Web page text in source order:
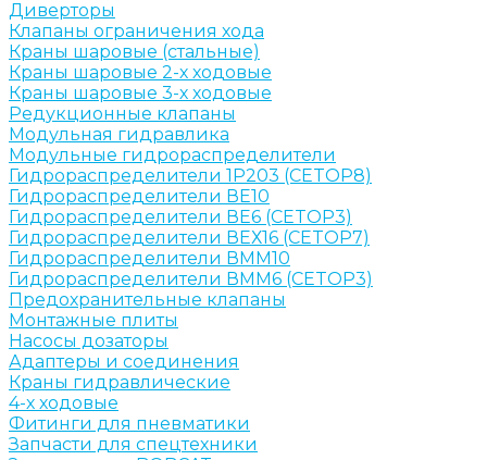
Диверторы
Клапаны ограничения хода
Краны шаровые (стальные)
Краны шаровые 2-х ходовые
Краны шаровые 3-х ходовые
Редукционные клапаны
Модульная гидравлика
Модульные гидрораспределители
Гидрораспределители 1Р203 (CETOP8)
Гидрораспределители ВЕ10
Гидрораспределители ВЕ6 (CETOP3)
Гидрораспределители ВЕХ16 (CETOP7)
Гидрораспределители ВММ10
Гидрораспределители ВММ6 (CETOP3)
Предохранительные клапаны
Монтажные плиты
Насосы дозаторы
Адаптеры и соединения
Краны гидравлические
4-х ходовые
Фитинги для пневматики
Запчасти для спецтехники